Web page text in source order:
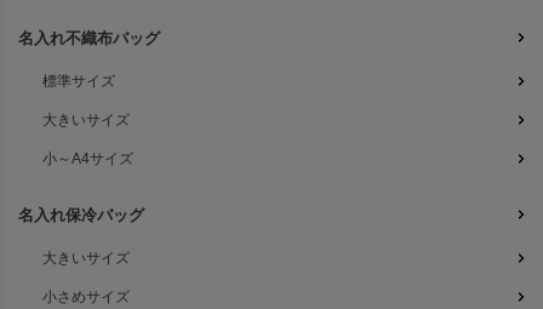
名入れ不織布バッグ
標準サイズ
大きいサイズ
小～A4サイズ
名入れ保冷バッグ
大きいサイズ
小さめサイズ